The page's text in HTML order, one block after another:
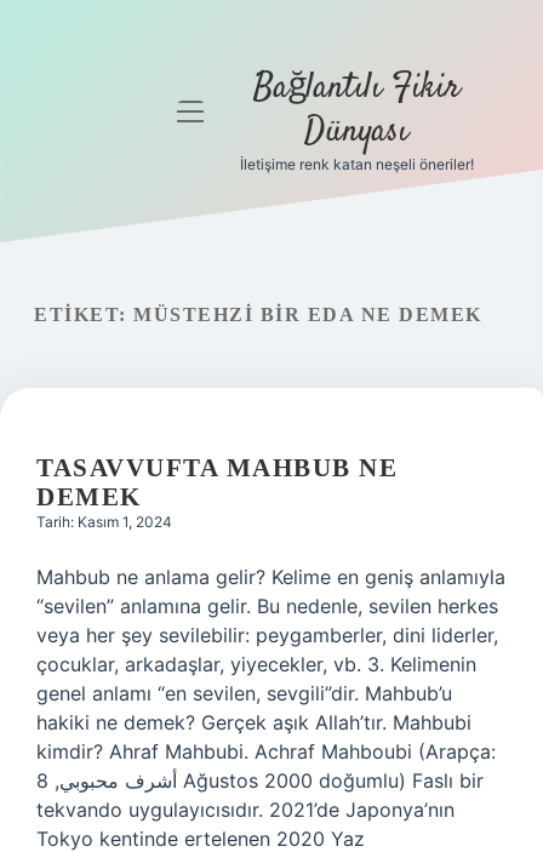
Gizlilik
Yasal Uyarı
Hakkımızda
menüyü
Bağlantılı Fikir
Dünyası
İletişime renk katan neşeli öneriler!
ETIKET: MÜSTEHZI BIR EDA NE DEMEK
TASAVVUFTA MAHBUB NE
DEMEK
Tarih: Kasım 1, 2024
Mahbub ne anlama gelir? Kelime en geniş anlamıyla
“sevilen” anlamına gelir. Bu nedenle, sevilen herkes
veya her şey sevilebilir: peygamberler, dini liderler,
çocuklar, arkadaşlar, yiyecekler, vb. 3. Kelimenin
genel anlamı “en sevilen, sevgili”dir. Mahbub’u
hakiki ne demek? Gerçek aşık Allah’tır. Mahbubi
kimdir? Ahraf Mahbubi. Achraf Mahboubi (Arapça:
أشرف محبوبي, 8 Ağustos 2000 doğumlu) Faslı bir
tekvando uygulayıcısıdır. 2021’de Japonya’nın
Tokyo kentinde ertelenen 2020 Yaz